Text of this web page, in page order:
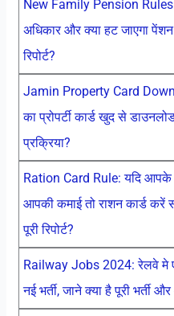
New Family Pension
अधिकार और क्या हट जाएगा पेंशन
रिपोर्ट?
Jamin Property Card
का प्रोपर्टी कार्ड खुद से
प्रक्रिया?
Ration Card Rule: यदि आपके
आपकी कमाई तो राशन कार्ड करें
पूरी रिपोर्ट?
Railway Jobs 2024: रेलवे मे
नई भर्ती, जाने क्या है पूरी भर्ती